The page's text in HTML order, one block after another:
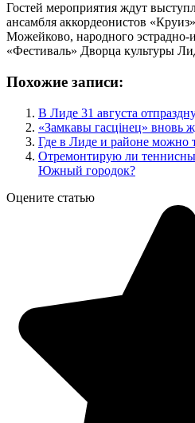
Гостей мероприятия ждут
ансамбля аккордеонистов
Можейково, народного эстрадно-
«Фестиваль» Дворца культуры
Похожие записи:
В Лиде 31 августа
«Замкавы гасцінец» вновь
Где в Лиде и районе можно
Отремонтирую ли
Южный городок?
Оцените статью